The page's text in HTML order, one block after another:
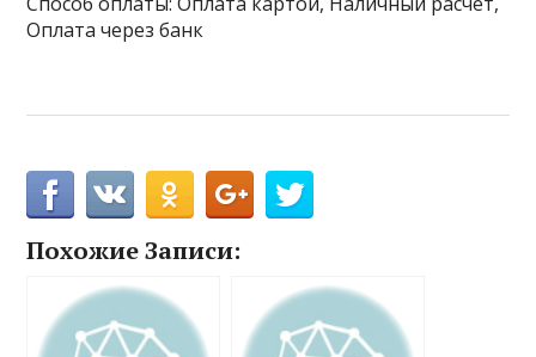
Оплата через банк
Похожие Записи: